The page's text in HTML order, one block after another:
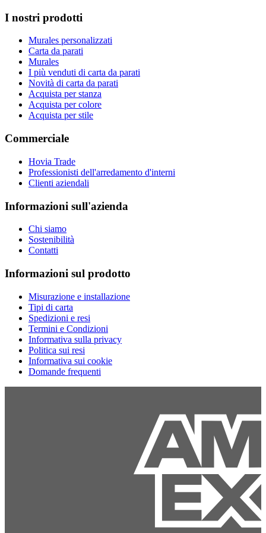
I nostri prodotti
Murales personalizzati
Carta da parati
Murales
I più venduti di carta da parati
Novità di carta da parati
Acquista per stanza
Acquista per colore
Acquista per stile
Commerciale
Hovia Trade
Professionisti dell'arredamento d'interni
Clienti aziendali
Informazioni sull'azienda
Chi siamo
Sostenibilità
Contatti
Informazioni sul prodotto
Misurazione e installazione
Tipi di carta
Spedizioni e resi
Termini e Condizioni
Informativa sulla privacy
Politica sui resi
Informativa sui cookie
Domande frequenti